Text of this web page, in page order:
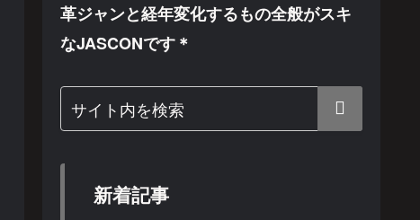
革ジャンと経年変化するもの全般がスキ
なJASCONです＊
新着記事